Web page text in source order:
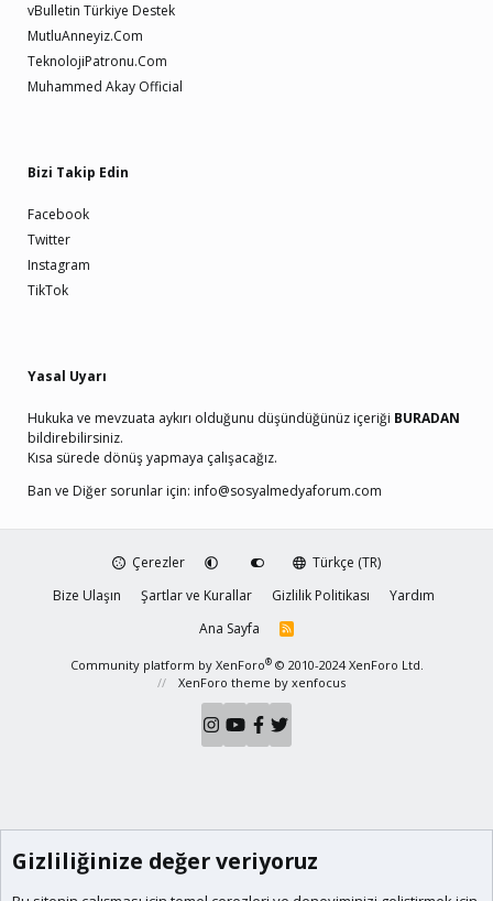
vBulletin Türkiye Destek
MutluAnneyiz.Com
TeknolojiPatronu.Com
Muhammed Akay Official
Bizi Takip Edin
Facebook
Twitter
Instagram
TikTok
Yasal Uyarı
Hukuka ve mevzuata aykırı olduğunu düşündüğünüz içeriği BURADAN
bildirebilirsiniz.
Kısa sürede dönüş yapmaya çalışacağız.
Ban ve Diğer sorunlar için: info@sosyalmedyaforum.com
Çerezler
Türkçe (TR)
Bize Ulaşın
Şartlar ve Kurallar Gizlilik Politikası
Yardım
Ana Sayfa
R
S
Community platform by XenForo® © 2010-2024 XenForo Ltd.
XenForo theme by xenfocus
Gizliliğinize değer veriyoruz